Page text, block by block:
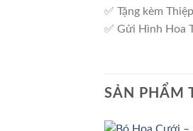
✅ Tặng kèm
✅ Gửi Hình Hoa
SẢN PHẨM